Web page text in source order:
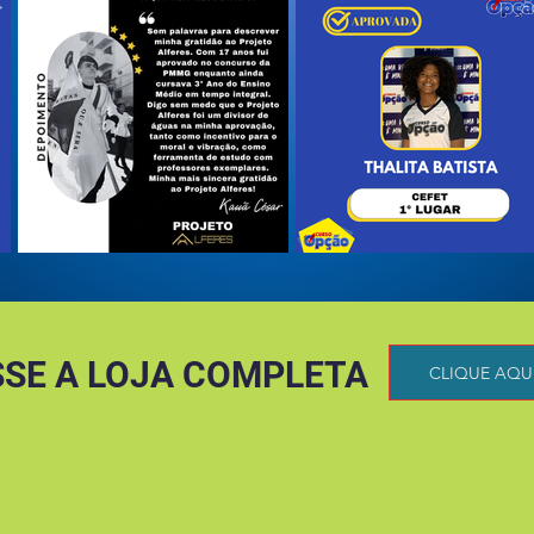
A LOJA COMPLETA CLIQUE